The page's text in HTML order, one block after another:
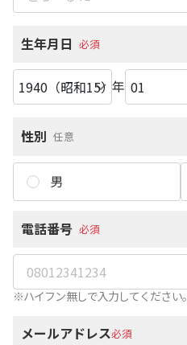
生年月日 必須
年
性別 任意
男
電話番号 必須
※ハイフン無しで入力してください。
メールアドレス必須